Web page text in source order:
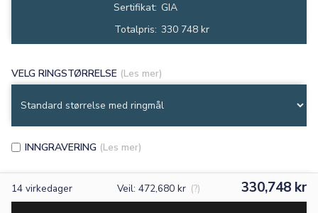
Sertifikat: GIA
Totalpris: 330 748 kr
VELG RINGSTØRRELSE (Les mer)
INNGRAVERING (Les mer)
14 virkedager Veil: 472,680 kr (?) 330,748 kr